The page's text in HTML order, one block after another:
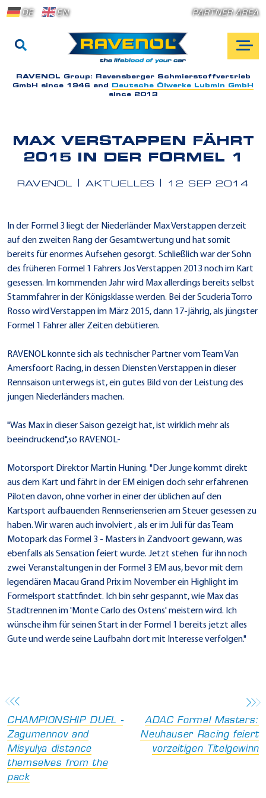
DE EN PARTNER AREA
RAVENOL Group: Ravensberger Schmierstoffvertrieb
GmbH since 1946 and
Deutsche Ölwerke Lubmin GmbH
since 2013
MAX VERSTAPPEN FÄHRT
2015 IN DER FORMEL 1
RAVENOL AKTUELLES 12 SEP 2014
In der Formel 3 liegt der Niederländer Max Verstappen derzeit
auf den zweiten Rang der Gesamtwertung und hat somit
bereits für enormes Aufsehen gesorgt. Schließlich war der Sohn
des früheren Formel 1 Fahrers Jos Verstappen 2013 noch im Kart
gesessen. Im kommenden Jahr wird Max allerdings bereits selbst
Stammfahrer in der Königsklasse werden. Bei der Scuderia Torro
Rosso wird Verstappen im März 2015, dann 17-jährig, als jüngster
Formel 1 Fahrer aller Zeiten debütieren.
RAVENOL konnte sich als technischer Partner vom Team Van
Amersfoort Racing, in dessen Diensten Verstappen in dieser
Rennsaison unterwegs ist, ein gutes Bild von der Leistung des
jungen Niederländers machen.
"Was Max in dieser Saison gezeigt hat, ist wirklich mehr als
beeindruckend",so RAVENOL-
Motorsport Direktor Martin Huning. "Der Junge kommt direkt
aus dem Kart und fährt in der EM einigen doch sehr erfahrenen
Piloten davon, ohne vorher in einer der üblichen auf den
Kartsport aufbauenden Rennserienserien am Steuer gesessen zu
haben. Wir waren auch involviert , als er im Juli für das Team
Motopark das Formel 3 - Masters in Zandvoort gewann, was
ebenfalls als Sensation feiert wurde. Jetzt stehen für ihn noch
zwei Veranstaltungen in der Formel 3 EM aus, bevor mit dem
legendären Macau Grand Prix im November ein Highlight im
Formelsport stattfindet. Ich bin sehr gespannt, wie Max das
Stadtrennen im 'Monte Carlo des Ostens' meistern wird. Ich
wünsche ihm für seinen Start in der Formel 1 bereits jetzt alles
Gute und werde seine Laufbahn dort mit Interesse verfolgen."
CHAMPIONSHIP DUEL -
Zagumennov and
Misyulya distance
themselves from the
pack
ADAC Formel Masters:
Neuhauser Racing feiert
vorzeitigen Titelgewinn